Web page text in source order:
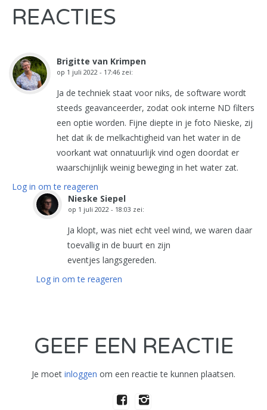
REACTIES
Brigitte van Krimpen
op 1 juli 2022 - 17:46 zei:
Ja de techniek staat voor niks, de software wordt
steeds geavanceerder, zodat ook interne ND filters
een optie worden. Fijne diepte in je foto Nieske, zij
het dat ik de melkachtigheid van het water in de
voorkant wat onnatuurlijk vind ogen doordat er
waarschijnlijk weinig beweging in het water zat.
Log in om te reageren
Nieske Siepel
op 1 juli 2022 - 18:03 zei:
Ja klopt, was niet echt veel wind, we waren daar
toevallig in de buurt en zijn
eventjes langsgereden.
Log in om te reageren
GEEF EEN REACTIE
Je moet inloggen om een reactie te kunnen plaatsen.